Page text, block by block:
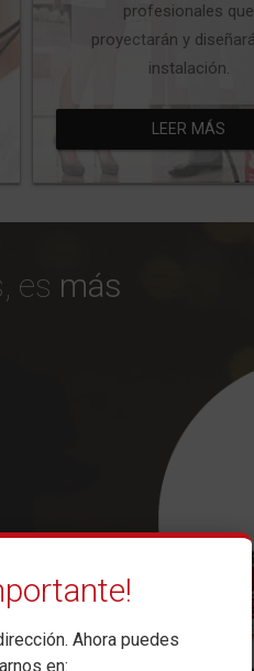
profesionales que
proyectarán y
instalación.
LEER MÁS
es más
Ahora puedes
en: